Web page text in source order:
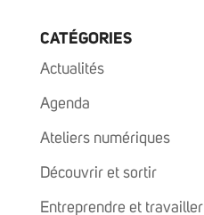
CATÉGORIES
Actualités
Agenda
Ateliers numériques
Découvrir et sortir
Entreprendre et travailler